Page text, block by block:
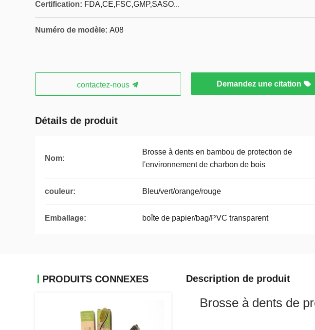
Certification: FDA,CE,FSC,GMP,SASO...
Numéro de modèle: A08
contactez-nous Demandez une citation
Détails de produit
Nom:
Brosse à dents en bambou de protection de
l'environnement de charbon de bois
couleur: Bleu/vert/orange/rouge
Emballage: boîte de papier/bag/PVC transparent
PRODUITS CONNEXES Description de produit
Brosse à dents de